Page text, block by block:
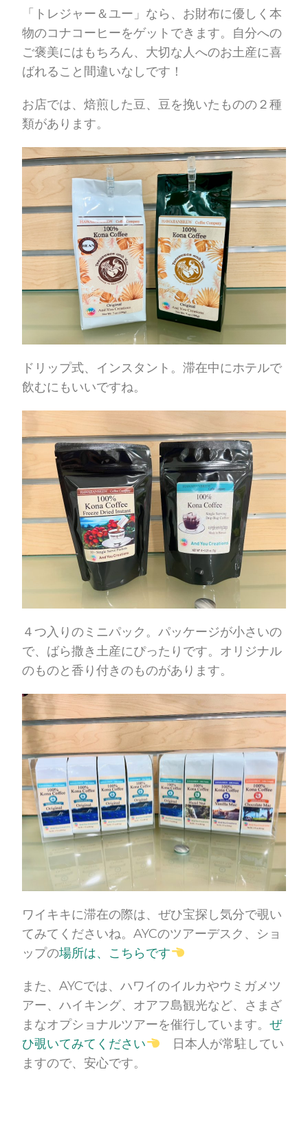
「トレジャー＆ユー」なら、お財布に優しく本
物のコナコーヒーをゲットできます。自分への
ご褒美にはもちろん、大切な人へのお土産に喜
ばれること間違いなしです！
お店では、焙煎した豆、豆を挽いたものの２種
類があります。
ドリップ式、インスタント。滞在中にホテルで
飲むにもいいですね。
４つ入りのミニパック。パッケージが小さいの
で、ばら撒き土産にぴったりです。オリジナル
のものと香り付きのものがあります。
ワイキキに滞在の際は、ぜひ宝探し気分で覗い
てみてくださいね。AYCのツアーデスク、ショ
ップの場所は、こちらです
また、AYCでは、ハワイのイルカやウミガメツ
アー、ハイキング、オアフ島観光など、さまざ
まなオプショナルツアーを催行しています。ぜ
ひ覗いてみてください
日本人が常駐してい
ますので、安心です。